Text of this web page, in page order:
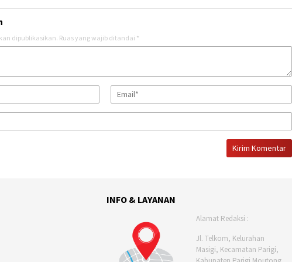
dipublikasikan. Ruas yang wajib ditandai *
INFO & LAYANAN
Alamat Redaksi :
Jl. Telkom, Kelurahan
Masigi, Kecamatan Parigi,